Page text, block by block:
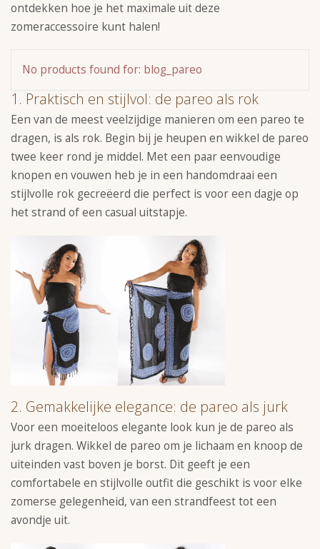
ontdekken hoe je het maximale uit deze
zomeraccessoire kunt halen!
No products found for: blog_pareo
1. Praktisch en stijlvol: de pareo als rok
Een van de meest veelzijdige manieren om een pareo te
dragen, is als rok. Begin bij je heupen en wikkel de pareo
twee keer rond je middel. Met een paar eenvoudige
knopen en vouwen heb je in een handomdraai een
stijlvolle rok gecreëerd die perfect is voor een dagje op
het strand of een casual uitstapje.
2. Gemakkelijke elegance: de pareo als jurk
Voor een moeiteloos elegante look kun je de pareo als
jurk dragen. Wikkel de pareo om je lichaam en knoop de
uiteinden vast boven je borst. Dit geeft je een
comfortabele en stijlvolle outfit die geschikt is voor elke
zomerse gelegenheid, van een strandfeest tot een
avondje uit.